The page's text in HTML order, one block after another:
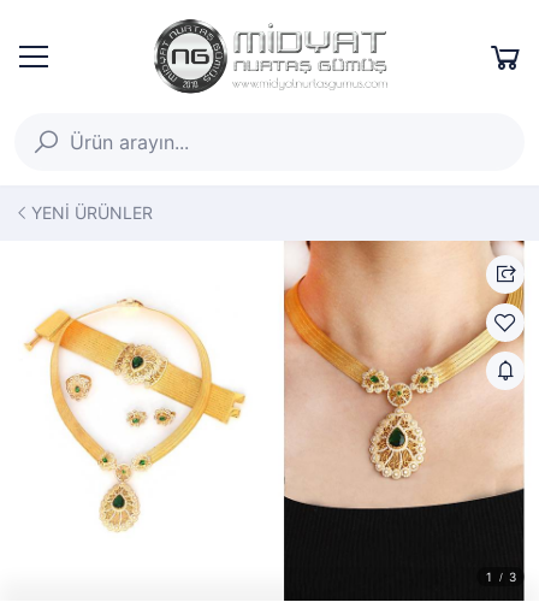
YENİ ÜRÜNLER